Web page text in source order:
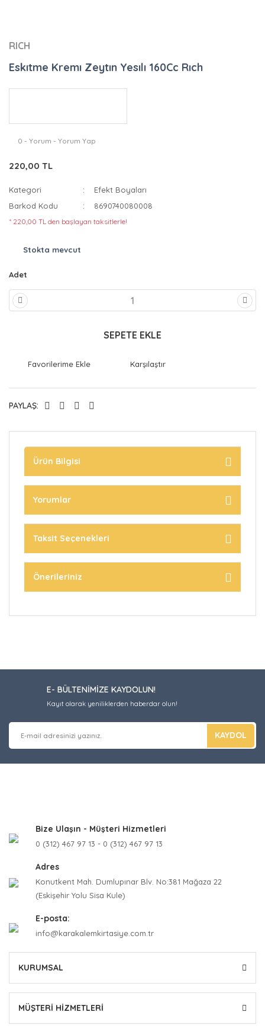
RICH
Eskıtme Kremı Zeytın Yesılı 160Cc Rıch
0 - Yorum - Yorum Yap
220,00 TL
Kategori
Efekt Boyaları
Barkod Kodu
8690740080008
* 220,00 TL den başlayan taksitlerle!
Stokta mevcut
Adet
SEPETE EKLE
Karşılaştır
PAYLAŞ:
Ürün Bilgisi
Yorumlar
Taksit Seçenekleri
Önerileriniz
E- BÜLTENİMİZE KAYDOLUN!
Kayıt olarak yeniliklerden haberdar olun!
KAYDOL
Bize Ulaşın - Müşteri Hizmetleri
0 (312) 467 97 13 - 0 (312) 467 97 13
Adres
Konutkent Mah. Dumlupınar Blv. No:381 Mağaza 22
(Eskişehir Yolu Sisa Kule)
E-posta:
info@karakalemkirtasiye.com.tr
KURUMSAL
MÜŞTERİ HİZMETLERİ